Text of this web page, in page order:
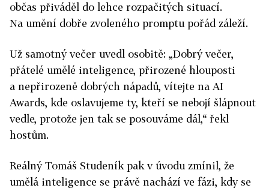
občas přiváděl do lehce rozpačitých situací.
Na umění dobře zvoleného promptu pořád záleží.
Už samotný večer uvedl osobitě: „Dobrý večer,
přátelé umělé inteligence, přirozené hlouposti
a nepřirozeně dobrých nápadů, vítejte na AI
Awards, kde oslavujeme ty, kteří se nebojí šlápnout
vedle, protože jen tak se posouváme dál,“ řekl
hostům.
Reálný Tomáš Studeník pak v úvodu zmínil, že
umělá inteligence se právě nachází ve fázi, kdy se